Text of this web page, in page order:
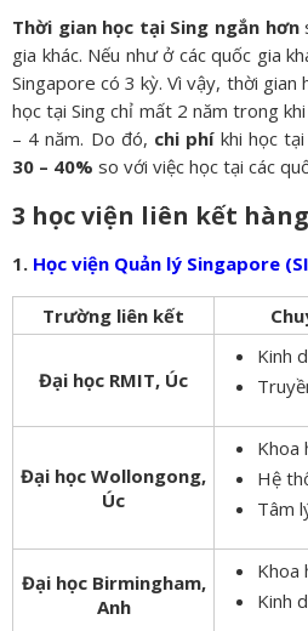
Thời gian học tại Sing ngắn hơn
gia khác. Nếu như ở các quốc gia
Singapore có 3 kỳ. Vì vậy, thời gian
học tại Sing chỉ mất 2 năm trong
– 4 năm. Do đó, chi phíkhi học tại
30 – 40% so với việc học tại các
3 học viện liên kết
1. Học viện Quản lý Singapore
Trường liên kết
Đại học RMIT, Úc
Kinh
Đại học Wollongong,
Úc
Khoa
Hệ
Tâm
Đại học Birmingham,
Anh
Khoa
Kinh